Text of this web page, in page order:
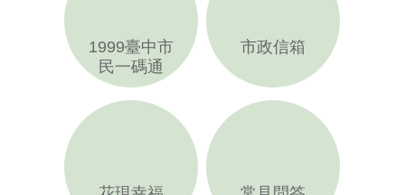
1999臺中市
民一碼通
市政信箱